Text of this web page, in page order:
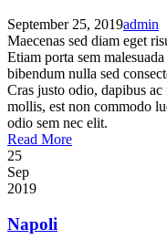
September 25, 2019admin
Maecenas sed diam eget
Etiam porta sem
bibendum nulla sed
Cras justo odio, dapibus
mollis, est non commodo
odio sem nec elit.
Read More
25
Sep
2019
Napoli